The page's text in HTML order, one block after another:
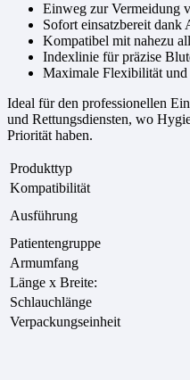
Einweg zur Vermeidung
Sofort einsatzbereit dank
Kompatibel mit nahezu
Indexlinie für präzise
Maximale Flexibilität und
Ideal für den professionellen
und Rettungsdiensten, wo
Priorität haben.
Produkttyp
Kompatibilität
Ausführung
Patientengruppe
Armumfang
Länge x Breite:
Schlauchlänge
Verpackungseinheit